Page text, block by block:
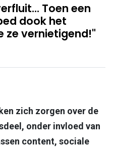
Toen een
dook het
ze vernietigend!"
link
zich zorgen over de
onder invloed van
content, sociale